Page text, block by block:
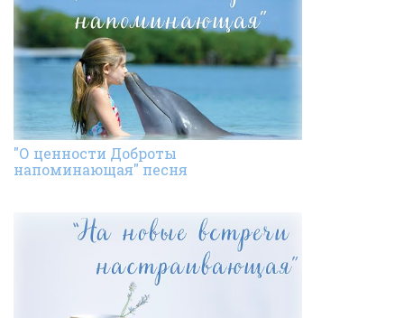
"О ценности Доброты
напоминающая" песня